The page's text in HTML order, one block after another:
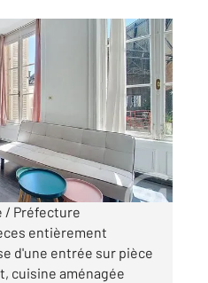
louer
/ Préfecture
entièrement
d'une entrée sur pièce
cuisine aménagée